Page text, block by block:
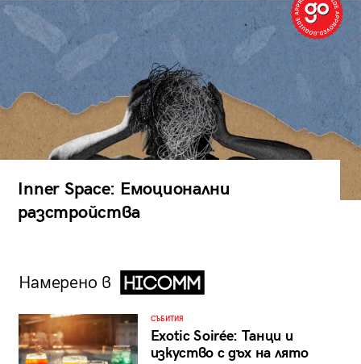
Inner Space: Емоционални
разстройства
Намерено в
СЪБИТИЯ
Exotic Soirée: Танци и
изкуство с дъх на лято